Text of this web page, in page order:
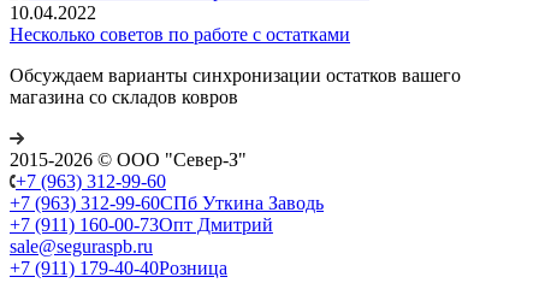
10.04.2022
Несколько советов по работе с остатками
Обсуждаем варианты синхронизации остатков вашего
магазина со складов ковров
2015-2026 © ООО "Север-З"
+7 (963) 312-99-60
+7 (963) 312-99-60СПб Уткина Заводь
+7 (911) 160-00-73Опт Дмитрий
sale@seguraspb.ru
+7 (911) 179-40-40Розница